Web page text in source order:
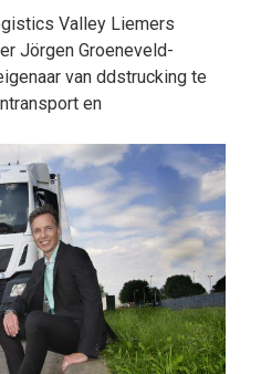
Valley Liemers
Jörgen Groeneveld-
van ddstrucking te
en